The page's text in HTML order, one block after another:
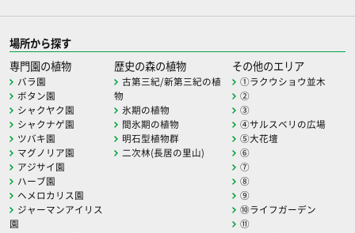
場所から探す
専門園の植物
バラ園
ボタン園
シャクヤク園
シャクナゲ園
ツバキ園
マグノリア園
アジサイ園
ハーブ園
ヘメロカリス園
ジャーマンアイリス
園
歴史の森の植物
古第三紀/新第三紀の植
物
氷期の植物
間氷期の植物
明石型植物群
二次林(長居の里山)
その他のエリア
①ラクウショウ並木
②
③
④サルスベリの広場
⑤大花壇
⑥
⑦
⑧
⑨
⑩ライフガーデン
⑪